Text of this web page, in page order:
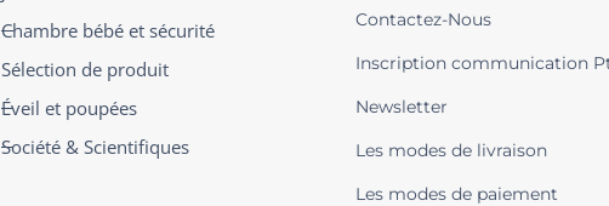
Chambre bébé et sécurité
Sélection de produit
Éveil et poupées
Société & Scientifiques
Contactez-Nous
Inscription communication
Newsletter
Les modes de livraison
Les modes de paiement